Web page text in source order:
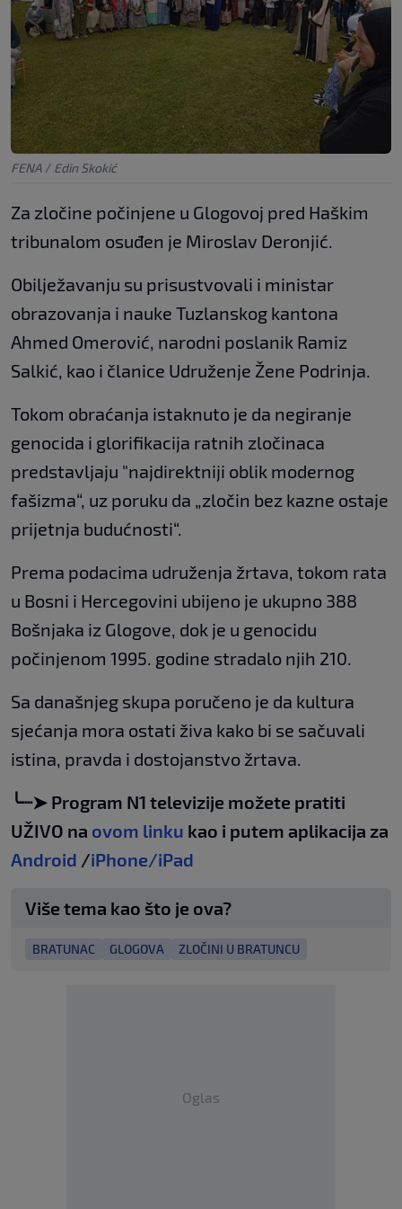
FENA / Edin Skokić
Za zločine počinjene u Glogovoj pred Haškim
tribunalom osuđen je Miroslav Deronjić.
Obilježavanju su prisustvovali i ministar
obrazovanja i nauke Tuzlanskog kantona
Ahmed Omerović, narodni poslanik Ramiz
Salkić, kao i članice Udruženje Žene Podrinja.
Tokom obraćanja istaknuto je da negiranje
genocida i glorifikacija ratnih zločinaca
predstavljaju "najdirektniji oblik modernog
fašizma“, uz poruku da „zločin bez kazne ostaje
prijetnja budućnosti“.
Prema podacima udruženja žrtava, tokom rata
u Bosni i Hercegovini ubijeno je ukupno 388
Bošnjaka iz Glogove, dok je u genocidu
počinjenom 1995. godine stradalo njih 210.
Sa današnjeg skupa poručeno je da kultura
sjećanja mora ostati živa kako bi se sačuvali
istina, pravda i dostojanstvo žrtava.
╰┈➤ Program N1 televizije možete pratiti
UŽIVO na ovom linku kao i putem aplikacija za
Android /iPhone/iPad
Više tema kao što je ova?
BRATUNAC GLOGOVA ZLOČINI U BRATUNCU
Oglas